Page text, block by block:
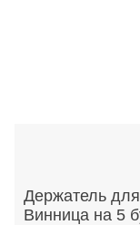
Держатель
Винница на 5